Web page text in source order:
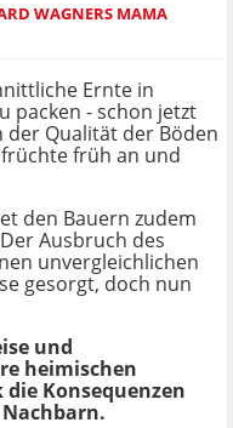
WAGNERS MAMA
Ernte in
packen - schon jetzt
der Qualität der Böden
früh an und
den Bauern zudem
Ausbruch des
unvergleichlichen
gesorgt, doch nun
und
heimischen
Konsequenzen